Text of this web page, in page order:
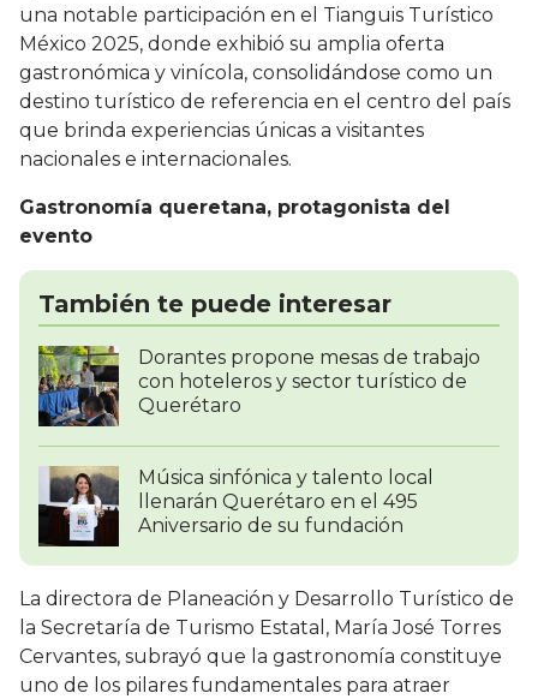
una notable participación en el Tianguis Turístico
México 2025, donde exhibió su amplia oferta
gastronómica y vinícola, consolidándose como un
destino turístico de referencia en el centro del país
que brinda experiencias únicas a visitantes
nacionales e internacionales.
Gastronomía queretana, protagonista del
evento
También te puede interesar
Dorantes propone mesas de trabajo
con hoteleros y sector turístico de
Querétaro
Música sinfónica y talento local
llenarán Querétaro en el 495
Aniversario de su fundación
La directora de Planeación y Desarrollo Turístico de
la Secretaría de Turismo Estatal, María José Torres
Cervantes, subrayó que la gastronomía constituye
uno de los pilares fundamentales para atraer